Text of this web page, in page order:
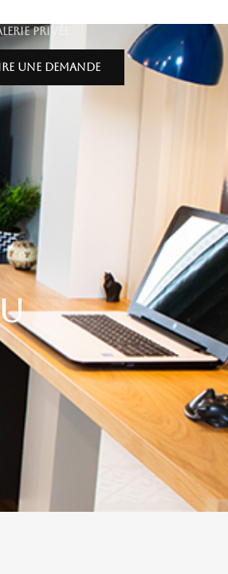
privée
une demande